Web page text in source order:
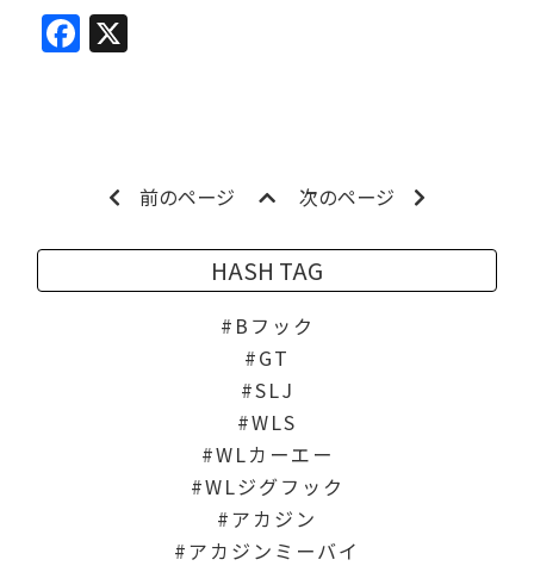
Facebook
前のページ 次のページ
HASH TAG
Bフック
GT
SLJ
WLS
WLカーエー
WLジグフック
アカジン
アカジンミーバイ